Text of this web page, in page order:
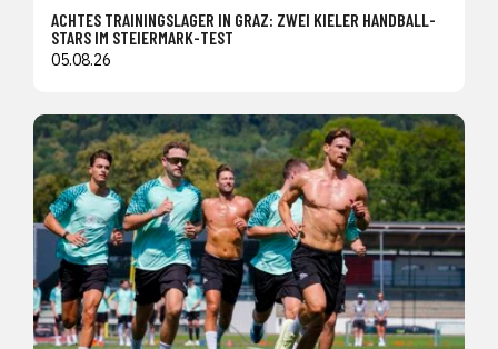
ACHTES TRAININGSLAGER IN GRAZ: ZWEI KIELER HANDBALL-
STARS IM STEIERMARK-TEST
05.08.26